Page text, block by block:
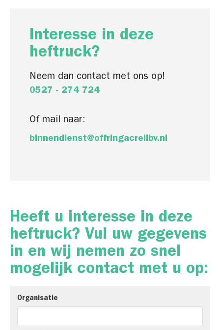
Interesse in deze
heftruck?
Neem dan contact met ons op!
0527 - 274 724
Of mail naar:
binnendienst@offringacreilbv.nl
Heeft u interesse in deze
heftruck? Vul uw gegevens
in en wij nemen zo snel
mogelijk contact met u op:
Organisatie